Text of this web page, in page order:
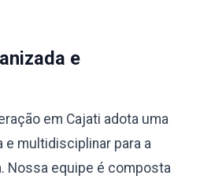
e
em Cajati adota uma
e multidisciplinar para a
Nossa equipe é composta